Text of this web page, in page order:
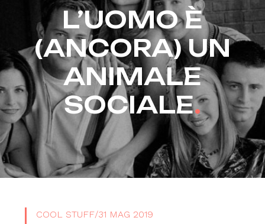
L’UOMO È
(ANCORA) UN
ANIMALE
SOCIALE.
COOL STUFF/31 MAG 2019